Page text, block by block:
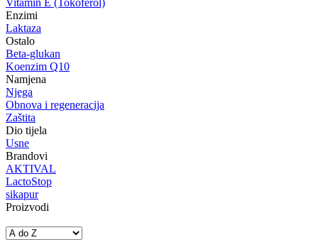
Vitamin E (Tokoferol)
Enzimi
Laktaza
Ostalo
Beta-glukan
Koenzim Q10
Namjena
Njega
Obnova i regeneracija
Zaštita
Dio tijela
Usne
Brandovi
AKTIVAL
LactoStop
sikapur
Proizvodi